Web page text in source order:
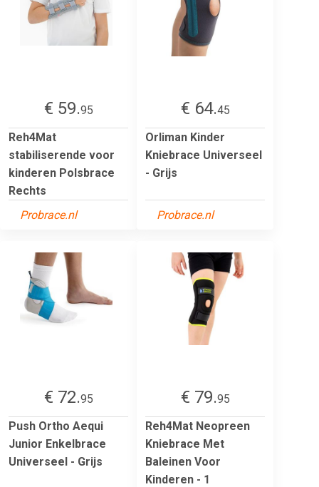
€ 59.95
Reh4Mat
stabiliserende voor
kinderen Polsbrace
Rechts
Probrace.nl
€ 64.45
Orliman Kinder
Kniebrace Universeel
- Grijs
Probrace.nl
€ 72.95
Push Ortho Aequi
Junior Enkelbrace
Universeel - Grijs
€ 79.95
Reh4Mat Neopreen
Kniebrace Met
Baleinen Voor
Kinderen - 1